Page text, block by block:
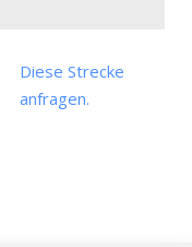
Diese Strecke
anfragen.